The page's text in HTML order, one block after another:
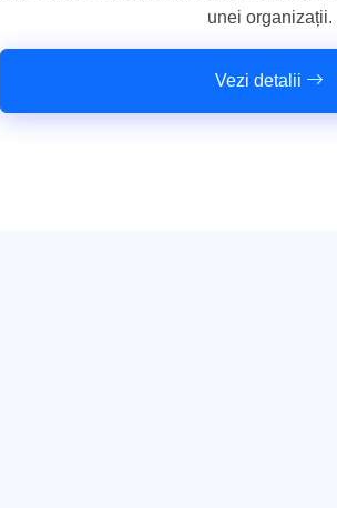
unei organizații.
Vezi detalii